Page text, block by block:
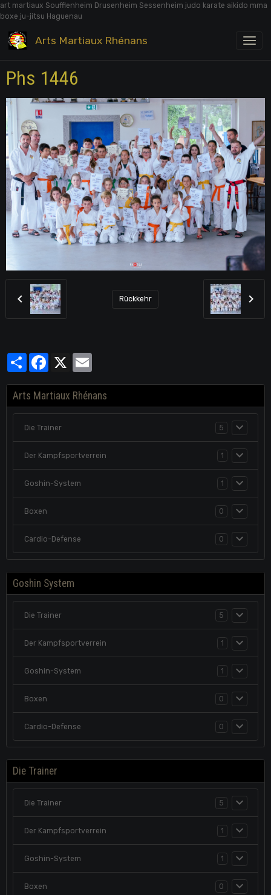
art martiaux Soufflenheim Drusenheim Sessenheim judo karate aikido mma
boxe ju-jitsu Haguenau
Arts Martiaux Rhénans
Phs 1446
Rückkehr
PartagerFacebook
Arts Martiaux Rhénans
Die Trainer 5
Der Kampfsportverrein 1
Goshin-System 1
Boxen 0
Cardio-Defense 0
Goshin System
Die Trainer 5
Der Kampfsportverrein 1
Goshin-System 1
Boxen 0
Cardio-Defense 0
Die Trainer
Die Trainer 5
Der Kampfsportverrein 1
Goshin-System 1
Boxen 0